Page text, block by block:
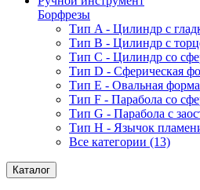
Борфрезы
Тип A - Цилиндр с
Тип В - Цилиндр с
Тип С - Цилиндр со
Тип D - Сферическая
Тип Е - Овальная форма
Тип F - Парабола со
Тип G - Парабола с
Тип H - Язычок
Все категории (13)
Каталог